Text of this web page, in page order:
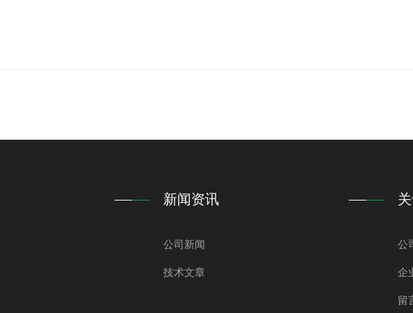
新闻资讯
公司新闻
技术文章
公
企
留